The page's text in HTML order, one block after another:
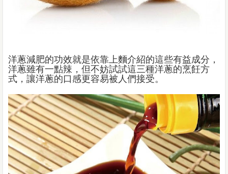
洋蔥減肥的功效就是依靠上麵介紹的這些有益成分，
洋蔥雖有一點辣，但不妨試試這三種洋蔥的烹飪方
式，讓洋蔥的口感更容易被人們接受。